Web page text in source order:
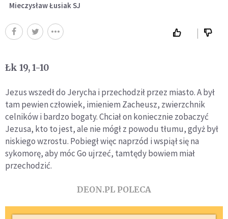
Mieczysław Łusiak SJ
Łk 19, 1-10
Jezus wszedł do Jerycha i przechodził przez miasto. A był
tam pewien człowiek, imieniem Zacheusz, zwierzchnik
celników i bardzo bogaty. Chciał on koniecznie zobaczyć
Jezusa, kto to jest, ale nie mógł z powodu tłumu, gdyż był
niskiego wzrostu. Pobiegł więc naprzód i wspiął się na
sykomorę, aby móc Go ujrzeć, tamtędy bowiem miał
przechodzić.
DEON.PL POLECA